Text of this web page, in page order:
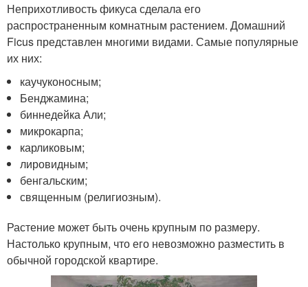
Неприхотливость фикуса сделала его
распространенным комнатным растением. Домашний
Ficus представлен многими видами. Самые популярные
их них:
каучуконосным;
Бенджамина;
биннедейка Али;
микрокарпа;
карликовым;
лировидным;
бенгальским;
священным (религиозным).
Растение может быть очень крупным по размеру.
Настолько крупным, что его невозможно разместить в
обычной городской квартире.